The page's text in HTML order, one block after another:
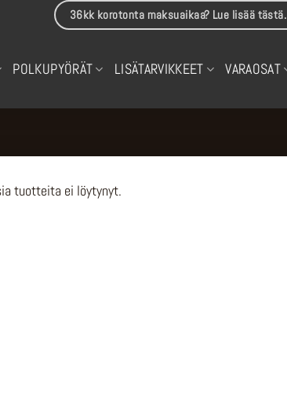
36kk korotonta maksuaikaa? Lue lisää tästä.
POLKUPYÖRÄT LISÄTARVIKKEET VARAOSAT
tuotteita ei löytynyt.